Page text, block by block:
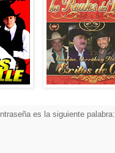
es la siguiente palabra: